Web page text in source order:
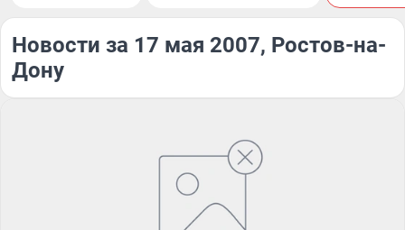
Новости за 17 мая 2007, Ростов-на-
Дону